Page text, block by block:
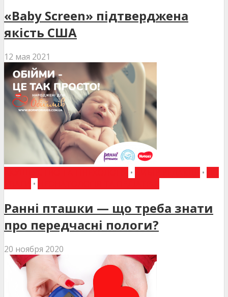
«Baby Screen» підтверджена
якість США
12 мая 2021
• •
•
Ранні пташки — що треба знати
про передчасні пологи?
20 ноября 2020